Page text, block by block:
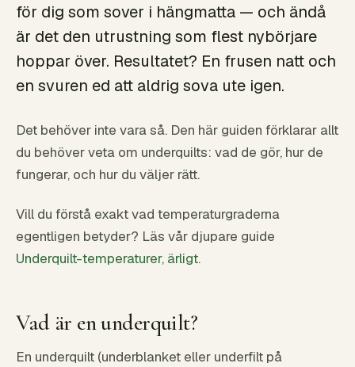
för dig som sover i hängmatta — och ändå
är det den utrustning som flest nybörjare
hoppar över. Resultatet? En frusen natt och
en svuren ed att aldrig sova ute igen.
Det behöver inte vara så. Den här guiden förklarar allt
du behöver veta om underquilts: vad de gör, hur de
fungerar, och hur du väljer rätt.
Vill du förstå exakt vad temperaturgraderna
egentligen betyder? Läs vår djupare guide
Underquilt-temperaturer, ärligt.
Vad är en underquilt?
En underquilt (underblanket eller underfilt på